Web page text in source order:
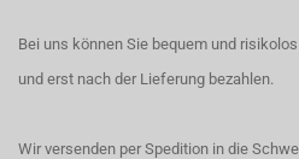
Bei uns können Sie bequem und
und erst nach der Lieferung bezahlen.
Wir versenden per Spedition in die